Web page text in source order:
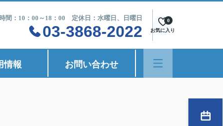
間：10：00～18：00 定休日：水曜日、日曜日
03-3868-2022 お気に入り
0
情報 お問い合わせ